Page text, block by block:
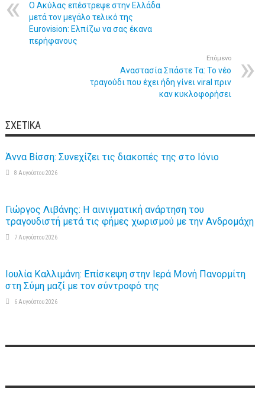
Ο Ακύλας επέστρεψε στην Ελλάδα
μετά τον μεγάλο τελικό της
Eurovision: Ελπίζω να σας έκανα
περήφανους
Επόμενο
Αναστασία Σπάστε Τα: Το νέο
τραγούδι που έχει ήδη γίνει viral πριν
καν κυκλοφορήσει
ΣΧΕΤΙΚΆ
Άννα Βίσση: Συνεχίζει τις διακοπές της στο Ιόνιο
8 Αυγούστου 2026
Γιώργος Λιβάνης: Η αινιγματική ανάρτηση του
τραγουδιστή μετά τις φήμες χωρισμού με την Ανδρομάχη
7 Αυγούστου 2026
Ιουλία Καλλιμάνη: Επίσκεψη στην Ιερά Μονή Πανορμίτη
στη Σύμη μαζί με τον σύντροφό της
6 Αυγούστου 2026